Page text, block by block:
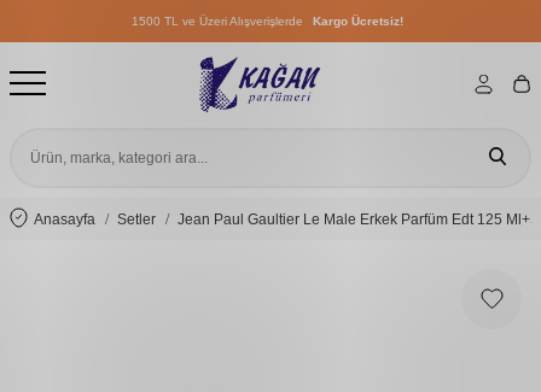
1500 TL ve Üzeri Alışverişlerde Kargo Ücretsiz!
1500 TL ve Üzeri Alışverişlerde
1500 TL ve Üzeri Alışverişlerde
Anasayfa Setler Jean Paul Gaultier Le Male Erkek Parfüm Edt 125